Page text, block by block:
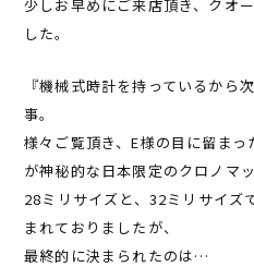
少しお早めにご来店頂き、クオ
した。
『機械式時計を持っているから
事。
様々ご覧頂き、E様の目に留ま
が神秘的な日本限定のクロノマッ
28ミリサイズと、32ミリサイズ
まれておりましたが、
最終的に決まられたのは…